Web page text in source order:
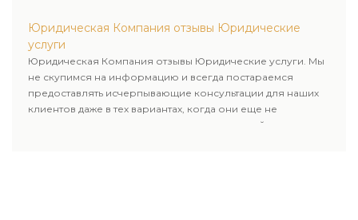
нашей компании.
Юридическая Компания отзывы Юридические
услуги
Юридическая Компания отзывы Юридические услуги. Мы
не скупимся на информацию и всегда постараемся
предоставлять исчерпывающие консультации для наших
клиентов даже в тех вариантах, когда они еще не
пользовались юридическими услугами нашей компании.